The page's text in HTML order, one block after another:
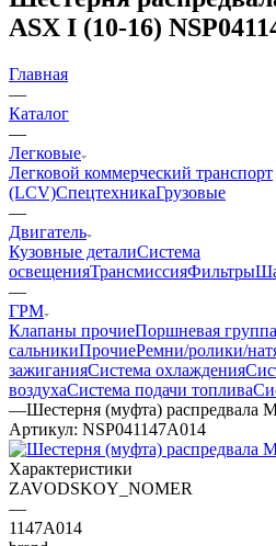
ASX I (10-16)
Главная
—
Каталог
—
Легковые
Легковой коммерческий транспорт
(LCV)СпецтехникаГрузовые
—
Двигатель
Кузовные деталиСистема
освещенияТрансмиссияФильтры
—
ГРМ
Клапаны прочиеПоршневая группа
сальникиПрочиеРемни/ролики/
зажиганияСистема охлаждения
воздухаСистема подачи топлива
—Шестерня (муфта) распредвала
Артикул: NSP041147A014
Характеристики
ZAVODSKOY_NOMER
—
1147A014